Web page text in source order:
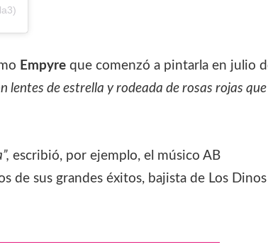
Empyre que comenzó a pintarla en julio
lentes de estrella y rodeada de rosas rojas que
escribió, por ejemplo, el músico AB
de sus grandes éxitos, bajista de Los